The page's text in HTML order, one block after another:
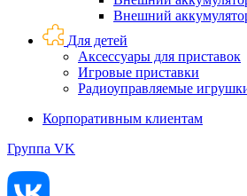
Внешний
Для детей
Аксессуары для приставок
Игровые приставки
Радиоуправляемые
Корпоративным клиентам
Группа VK